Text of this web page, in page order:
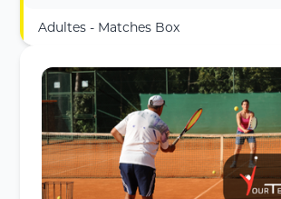
Adultes - Matches Box